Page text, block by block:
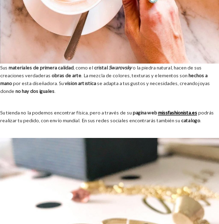
Sus materiales de primera calidad, como el cristalSwarovskyo la piedra natural, hacen de sus
creaciones verdaderas obras de arte . La mezcla de colores, texturas y elementos son hechos a
manopor esta diseñadora. Suvisión artísticase adapta a tus gustos y necesidades, creando joyas
donde no hay dos iguales
Su tienda no la podemos encontrar física, pero a través de su página web missfashionista.es podrás
realizar tu pedido, con envío mundial. En sus redes sociales encontrarás también su catálogo.